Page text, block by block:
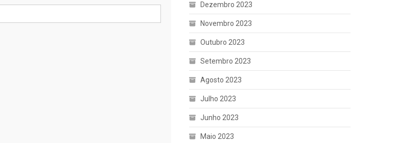
Dezembro 2023
Novembro 2023
Outubro 2023
Setembro 2023
Agosto 2023
Julho 2023
Junho 2023
Maio 2023